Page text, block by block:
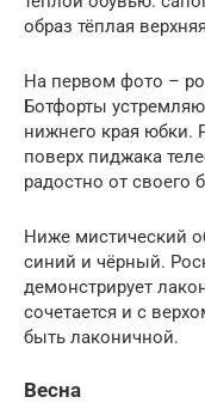
образ тёплая
На первом фото –
Ботфорты
нижнего края юбки.
поверх пиджака
радостно от своего
Ниже мистический
синий и чёрный.
демонстрирует
сочетается и с
быть лаконичной.
Весна